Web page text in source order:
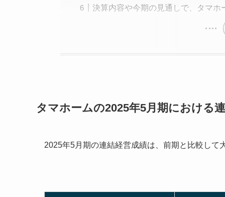
決算内容や今期の見通しで、タマホ
タマホームの2025年5月期における
2025年5月期の連結経営成績は、前期と比較して